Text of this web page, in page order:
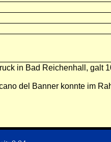
in Bad Reichenhall, galt
del Banner konnte im